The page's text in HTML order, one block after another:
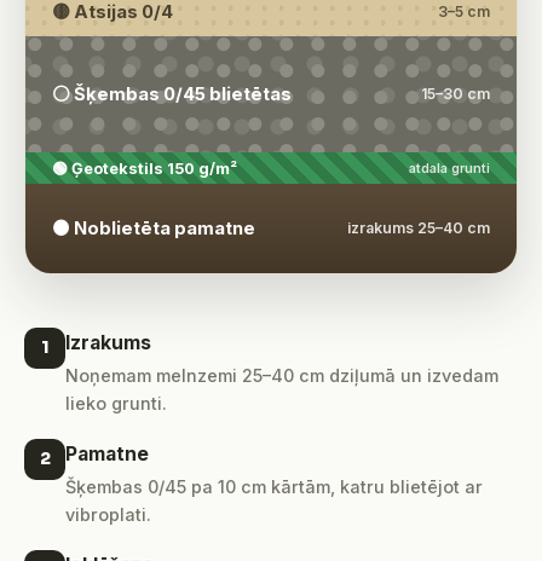
🟡 Atsijas 0/4 3–5 cm
⚪ Šķembas 0/45 blietētas 15–30 cm
🟢 Ģeotekstils 150 g/m² atdala grunti
🟤 Noblietēta pamatne izrakums 25–40 cm
1 Izrakums
Noņemam melnzemi 25–40 cm dziļumā un izvedam
lieko grunti.
2 Pamatne
Šķembas 0/45 pa 10 cm kārtām, katru blietējot ar
vibroplati.